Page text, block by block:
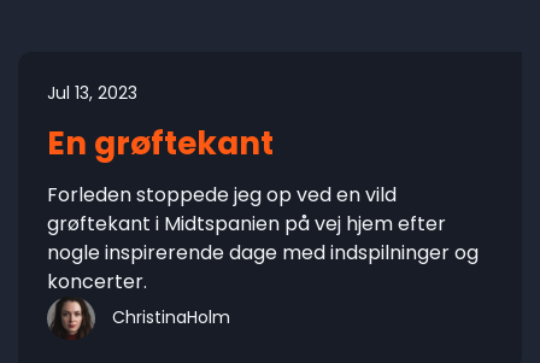
Jul 13, 2023
En grøftekant
Forleden stoppede jeg op ved en vild
grøftekant i Midtspanien på vej hjem efter
nogle inspirerende dage med indspilninger og
koncerter.
ChristinaHolm